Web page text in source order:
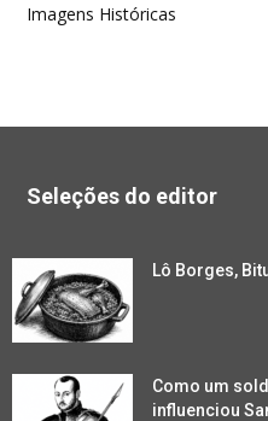
Imagens Históricas
Seleções do editor
Lô Borges,
Como um
influenciou